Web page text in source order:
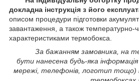
докладна інструкція з його
описом процедури підготовки
завантаження, а також температурно-
характеристиками термобокса.
За бажанням замовника, на
бути нанесена будь-яка
мережі, телефонів, логотип